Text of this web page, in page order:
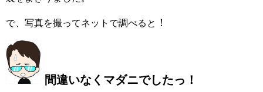
で、写真を撮ってネットで調べると ！
間違いなくマダニでしたっ！